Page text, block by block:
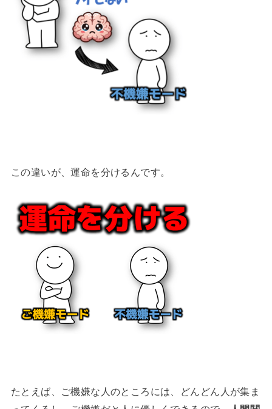
この違いが、運命を分けるんです。
たとえば、ご機嫌な人のところには、どんどん人が集ま